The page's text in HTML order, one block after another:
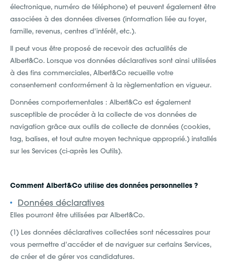
électronique, numéro de téléphone) et peuvent également être
associées à des données diverses (information liée au foyer,
famille, revenus, centres d’intérêt, etc.).
Il peut vous être proposé de recevoir des actualités de
Albert&Co. Lorsque vos données déclaratives sont ainsi utilisées
à des fins commerciales, Albert&Co recueille votre
consentement conformément à la règlementation en vigueur.
Données comportementales : Albert&Co est également
susceptible de procéder à la collecte de vos données de
navigation grâce aux outils de collecte de données (cookies,
tag, balises, et tout autre moyen technique approprié.) installés
sur les Services (ci-après les Outils).
Comment Albert&Co utilise des données personnelles ?
Données déclaratives
Elles pourront être utilisées par Albert&Co.
(1) Les données déclaratives collectées sont nécessaires pour
vous permettre d’accéder et de naviguer sur certains Services,
de créer et de gérer vos candidatures.